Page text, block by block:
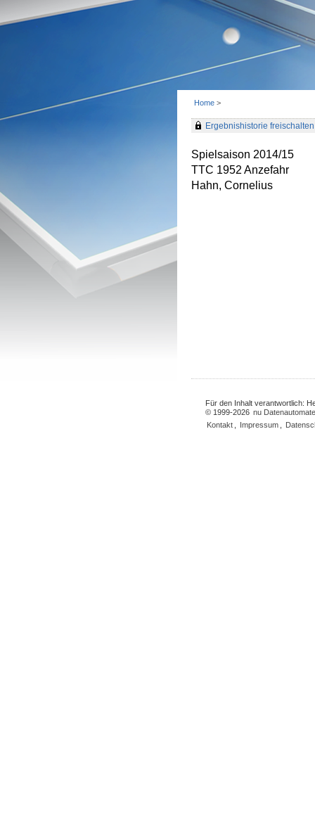
Home >
Ergebnishistorie freischalten
Spielsaison 2014/15
TTC 1952 Anzefahr
Hahn, Cornelius
Für den Inhalt verantwortlich:
© 1999-2026 nu
Kontakt
Impressum